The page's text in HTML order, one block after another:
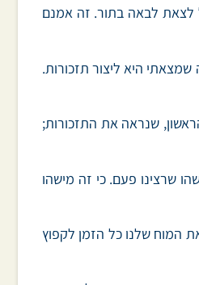
יוכל להיכנס למיקוד שלנו. יש את מה שעושים כרגע. ויש את רשימת הבאים בתור. כשמטרה אחת תושג ב-80% או ב-90% נוכל לצאת לבאה בתור. זה אמנם
היא ליצור תזכורות.
אליה. זה יכול להיות גם סתם מדבקיות קטנות. יש פה רק 2 דברים שחשובים: הראשון, שנראה את התזכורות;
שרצינו פעם. כי זה מישהו
המוח שלנו כל הזמן לקפוץ